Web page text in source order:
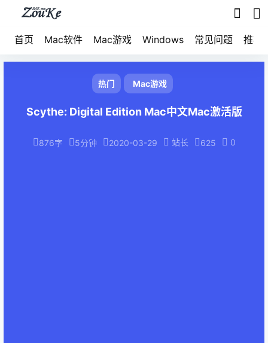
首页 Mac软件 Mac游戏 Windows 常见问题 推荐
热门 Mac游戏
Scythe: Digital Edition Mac中文Mac激活版
876字 5分钟 2020-03-29 站长 625 0